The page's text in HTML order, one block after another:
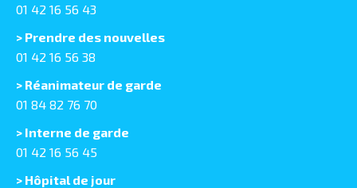
01 42 16 56 43
> Prendre des nouvelles
01 42 16 56 38
> Réanimateur de garde
01 84 82 76 70
> Interne de garde
01 42 16 56 45
> Hôpital de jour